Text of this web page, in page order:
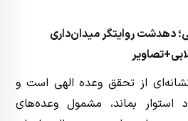
دهدشت روایتگر میدان‌داری
از تحقق وعده الهی است و
استوار بماند، مشمول وعده‌های